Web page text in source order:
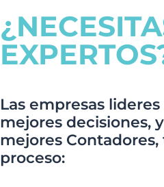
Las empresas
mejores decisiones,
mejores Contadores,
proceso: